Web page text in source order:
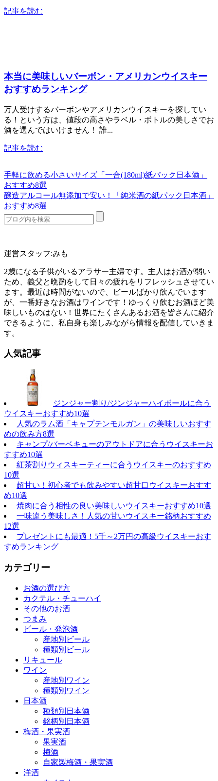
記事を読む
本当に美味しいバーボン・アメリカンウイスキー
おすすめランキング
万人受けするバーボンやアメリカンウイスキーを探してい
る！という方は、値段の高さやラベル・ボトルの美しさでお
酒を選んではいけません！ 誰...
記事を読む
手軽に飲める小さいサイズ「一合(180ml)紙パック日本酒」
おすすめ8選
醸造アルコール無添加で安い！「純米酒の紙パック日本酒」
おすすめ8選
運営スタッフ:みも
2歳になる子供がいるアラサー主婦です。主人はお酒が弱い
ため、義父と晩酌をして日々の疲れをリフレッシュさせてい
ます。最近は時間がないので、ビールばかり飲んでいます
が、一番好きなお酒はワインです！ゆっくり飲むお酒ほど美
味しいものはない！世界にたくさんあるお酒を皆さんに紹介
できるように、私自身も楽しみながら情報を配信していきま
す。
人気記事
ジンジャー割り/ジンジャーハイボールに合う
ウイスキーおすすめ10選
人気のラム酒「キャプテンモルガン」の美味しいおすす
めの飲み方8選
キャンプ/バーベキューのアウトドアに合うウイスキーお
すすめ10選
紅茶割りウィスキーティーに合うウイスキーのおすすめ
10選
超甘い！初心者でも飲みやすい超甘口ウイスキーおすす
め10選
焼肉に合う相性の良い美味しいウイスキーおすすめ10選
一味違う美味しさ！人気の甘いウイスキー銘柄おすすめ
12選
プレゼントにも最適！5千～2万円の高級ウイスキーおす
すめランキング
カテゴリー
お酒の選び方
カクテル・チューハイ
その他のお酒
つまみ
ビール・発泡酒
産地別ビール
種類別ビール
リキュール
ワイン
産地別ワイン
種類別ワイン
日本酒
種類別日本酒
銘柄別日本酒
梅酒・果実酒
果実酒
梅酒
自家製梅酒・果実酒
洋酒